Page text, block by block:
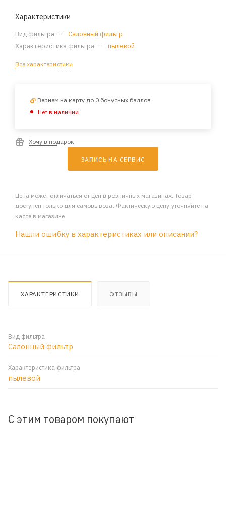
Характеристики
Вид фильтра — Салонный фильтр
Характеристика фильтра — пылевой
Все характеристики
Вернем на карту до 0 бонусных баллов
Нет в наличии
Хочу в подарок
ЗАПИСЬ НА СЕРВИС
Цена может отличаться от цен в розничных магазинах. Товар
доступен только для самовывоза. Фактическую цену уточняйте на
кассе в магазине
Нашли ошибку в характеристиках или описании?
ХАРАКТЕРИСТИКИ ОТЗЫВЫ
Вид фильтра
Салонный фильтр
Характеристика фильтра
пылевой
С этим товаром покупают